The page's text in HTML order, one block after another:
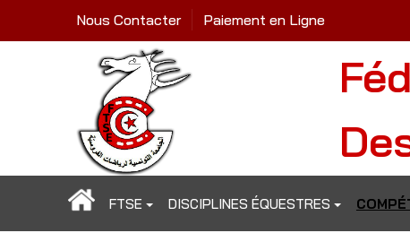
Nous Contacter Paiement en Ligne
FTSE DISCIPLINES ÉQUESTRES